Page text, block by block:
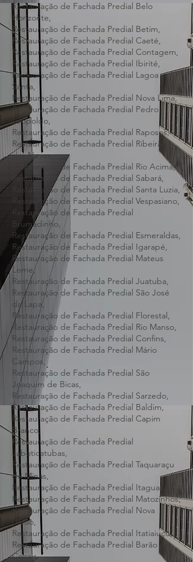
Restauração de FACHADA PREDIAL
Atenção na hora de contratar são Paulo,
Restauração de Fachada Predial Belo
Horizonte,
Restauração de Fachada Predial Betim,
Restauração de Fachada Predial Caeté,
Restauração de Fachada Predial Contagem,
Restauração de Fachada Predial Ibirité,
Restauração de Fachada Predial Lagoa
Santa,
Restauração de Fachada Predial Nova Lima,
Restauração de Fachada Predial Pedro
Leopoldo,
Restauração de Fachada Predial Raposos,
Restauração de Fachada Predial Ribeirão
das Neves,
Restauração de Fachada Predial Rio Acima,
Restauração de Fachada Predial Sabará,
Restauração de Fachada Predial Santa Luzia,
Restauração de Fachada Predial Vespasiano,
Restauração de Fachada Predial
Brumadinho,
Restauração de Fachada Predial Esmeraldas,
Restauração de Fachada Predial Igarapé,
Restauração de Fachada Predial Mateus
Leme,
Restauração de Fachada Predial Juatuba,
Restauração de Fachada Predial São José
da Lapa,
Restauração de Fachada Predial Florestal,
Restauração de Fachada Predial Rio Manso,
Restauração de Fachada Predial Confins,
Restauração de Fachada Predial Mário
Campos,
Restauração de Fachada Predial São
Joaquim de Bicas,
Restauração de Fachada Predial Sarzedo,
Restauração de Fachada Predial Baldim,
Restauração de Fachada Predial Capim
Branco,
Restauração de Fachada Predial
Jaboticatubas,
Restauração de Fachada Predial Taquaraçu
de Minas,
Restauração de Fachada Predial Itaguara,
Restauração de Fachada Predial Matozinhos,
Restauração de Fachada Predial Nova
União,
Restauração de Fachada Predial Itatiaiuçu,